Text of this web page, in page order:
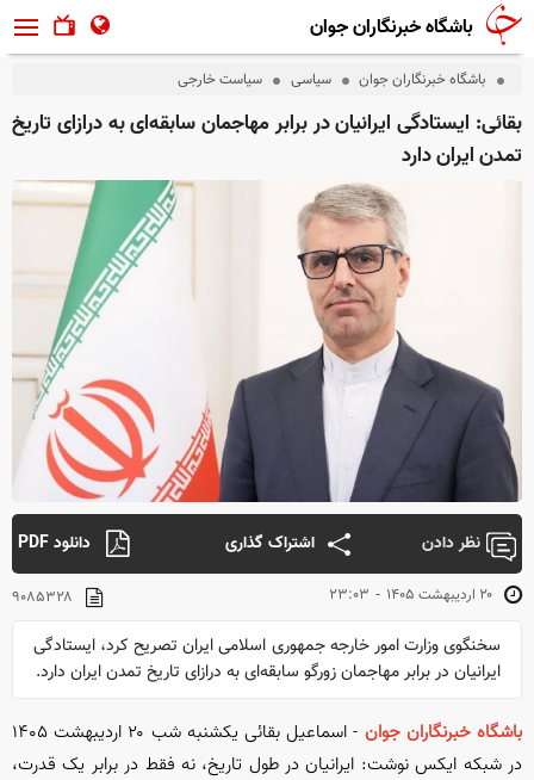
باشگاه خبرنگاران جوان
باشگاه خبرنگاران جوان سیاسی سیاست خارجی
بقائی: ایستادگی ایرانیان در برابر مهاجمان سابقه‌ای به درازای تاریخ
تمدن ایران دارد
نظر دادن اشتراک گذاری دانلود PDF
۲۳:۰۳ - ۲۰ ارديبهشت ۱۴۰۵ ۹۰۸۵۳۲۸
سخنگوی وزارت امور خارجه جمهوری اسلامی ایران تصریح کرد، ایستادگی
ایرانیان در برابر مهاجمان زورگو سابقه‌ای به درازای تاریخ تمدن ایران دارد.
باشگاه خبرنگاران جوان
- اسماعیل بقائی یکشنبه شب ۲۰ اردیبهشت ۱۴۰۵
در شبکه ایکس نوشت: ایرانیان در طول تاریخ، نه فقط در برابر یک قدرت،